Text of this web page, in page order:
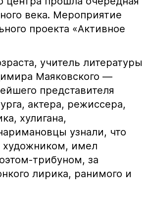
века. Мероприятие
проекта «Активное
учитель литературы
Маяковского —
представителя
актера, режиссера,
хулигана,
узнали, что
художником, имел
трибуном, за
лирика, ранимого и